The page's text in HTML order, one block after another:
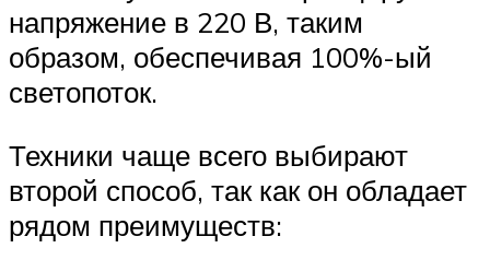
напряжение в 220 В, таким
образом, обеспечивая 100%-ый
светопоток.
Техники чаще всего выбирают
второй способ, так как он обладает
рядом преимуществ: